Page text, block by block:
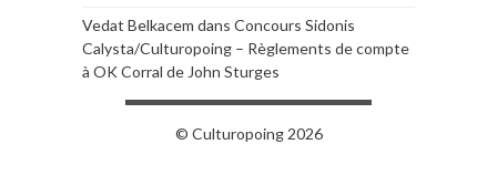
Vedat Belkacem dans Concours Sidonis
Calysta/Culturopoing – Règlements de compte
à OK Corral de John Sturges
© Culturopoing 2026